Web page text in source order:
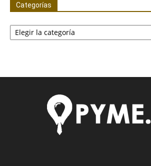
Categorías
Categorías